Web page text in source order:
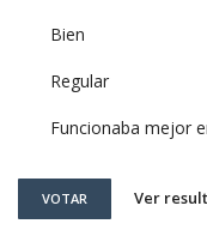
Bien
Regular
Funcionaba mejor
VOTAR Ver